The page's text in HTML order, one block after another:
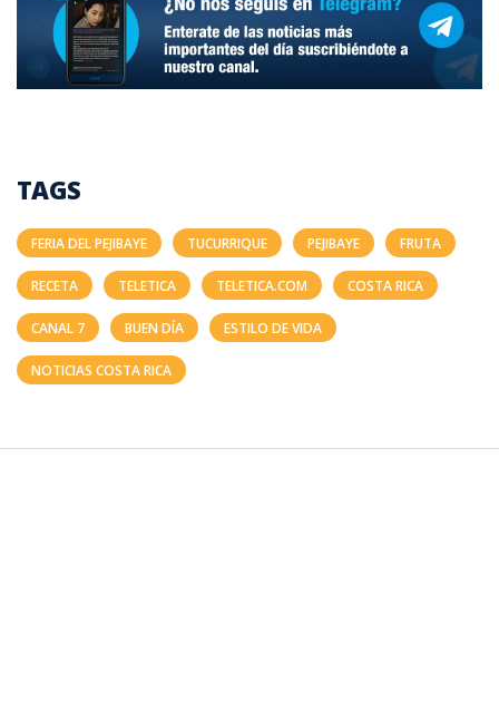
TAGS
FERIA DEL PEJIBAYE TUCURRIQUE PEJIBAYE FRUTA
RECETA TELETICA TELETICA.COM COSTA RICA
CANAL 7 BUEN DÍA ESTILO DE VIDA
NOTICIAS COSTA RICA